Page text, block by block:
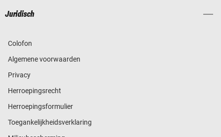
Juridisch
Colofon
Algemene voorwaarden
Privacy
Herroepingsrecht
Herroepingsformulier
Toegankelijkheidsverklaring